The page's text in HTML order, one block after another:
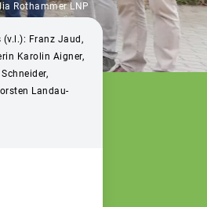
Rothammer LNP
Franz Jaud,
Karolin Aigner,
Landau-